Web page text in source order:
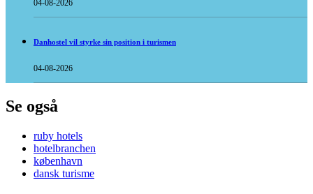
04-08-2026
Danhostel vil styrke sin position i turismen
04-08-2026
Se også
ruby hotels
hotelbranchen
københavn
dansk turisme